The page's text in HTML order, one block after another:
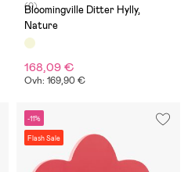
(0)
Bloomingville Ditter Hylly,
Nature
168,09 €
Ovh: 169,90 €
-11%
Flash Sale